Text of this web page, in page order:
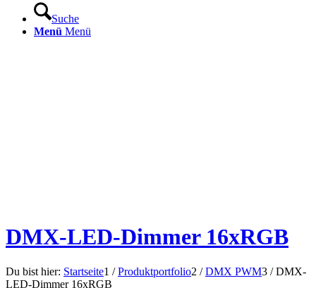
Suche
Menü Menü
DMX-LED-Dimmer 16xRGB
Du bist hier: Startseite1 / Produktportfolio2 / DMX PWM3 / DMX-
LED-Dimmer 16xRGB